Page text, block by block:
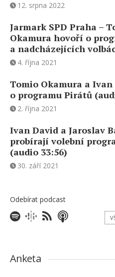
12. srpna 2022
Jarmark SPD Praha –
Okamura hovoří o
a nadcházejících
4. října 2021
Tomio Okamura a Ivan
o programu Pirátů
2. října 2021
Ivan David a Jaroslav
probírají volební
(audio 33:56)
30. září 2021
Odebírat podcast
Anketa